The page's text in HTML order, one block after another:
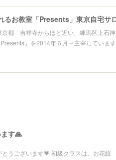
るお教室「Presents」東京自宅サ
京都 吉祥寺からほど近い、練馬区上石
」を2014年６月～主宰しています
す🙏
うございます💗 初級クラスは、お花絞